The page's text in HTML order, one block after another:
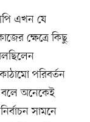
এখন যে
ক্ষেত্রে কিছু
পরিবর্তন
বলে অনেকেই
সামনে